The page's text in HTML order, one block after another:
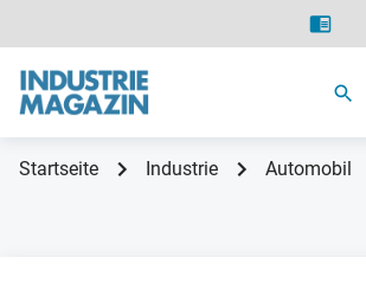
Startseite Industrie Automobil